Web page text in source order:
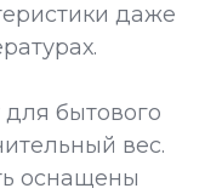
даже
бытового
вес.
оснащены